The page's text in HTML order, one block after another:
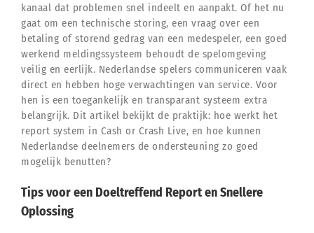
kanaal dat problemen snel indeelt en aanpakt. Of het nu
gaat om een technische storing, een vraag over een
betaling of storend gedrag van een medespeler, een goed
werkend meldingssysteem behoudt de spelomgeving
veilig en eerlijk. Nederlandse spelers communiceren vaak
direct en hebben hoge verwachtingen van service. Voor
hen is een toegankelijk en transparant systeem extra
belangrijk. Dit artikel bekijkt de praktijk: hoe werkt het
report system in Cash or Crash Live, en hoe kunnen
Nederlandse deelnemers de ondersteuning zo goed
mogelijk benutten?
Tips voor een Doeltreffend Report en Snellere
Oplossing